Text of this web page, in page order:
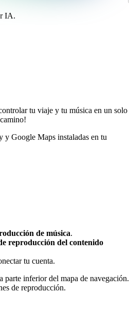
IA.
tu viaje y tu música en un solo
y Google Maps instaladas en tu
de música.
reproducción del contenido
tu cuenta.
parte inferior del mapa de navegación.
de reproducción.